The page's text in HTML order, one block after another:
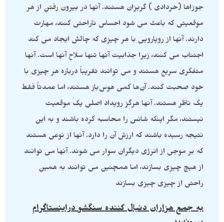
جوزاها (خردادی ) گریزان هستند. آنها در بیرون رفتن از هر
موقعیتی که باعث می شود احساس ناراحتی کنند، مهارت
دارند. آنها از رویارویی با هر چیزی که چالش ایجاد می کند
اجتناب می کنند، زیرا جذابیت آنها تنها سلاح آنها است. آنها
متفکری سریع هستند و می توانند تقریباً درباره هر چیزی با
خود صحبت کنند. آن‌ها کمی هوس‌باز هستند، اما عمدتاً فقط
یک ناظر هستند. آنها هرگز رویداد اصلی یک موقعیت
نیستند، مگر اینکه شانس را محاسبه کرده باشند و به این
نتیجه رسیده باشند که ارزش آن را دارد. آنها از نوعی هستند
که بر موجی از انرژی دیگران سوار می شوند. آنها می توانند
از هیچ چیزی بسازند، اما همچنین می توانند به همین
راحتی از چیزی چیزی بسازند
به جمع هزاران دنبال کننده سنگشو دراینستاگرام